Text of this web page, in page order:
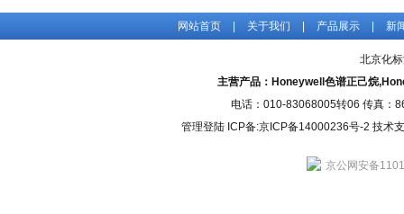
网站首页 关于我们 产品展示 新
北京化
主营产品：Honeywell色谱正己烷
电话：010-83068005转06 传真：
管理登陆ICP备:京ICP备14000236号-2 技术
京公网安备